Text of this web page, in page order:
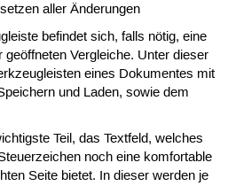
aller Änderungen
befindet sich, falls nötig, eine
Vergleiche. Unter dieser
eines Dokumentes mit
und Laden, sowie dem
Teil, das Textfeld, welches
noch eine komfortable
Seite bietet. In dieser werden je